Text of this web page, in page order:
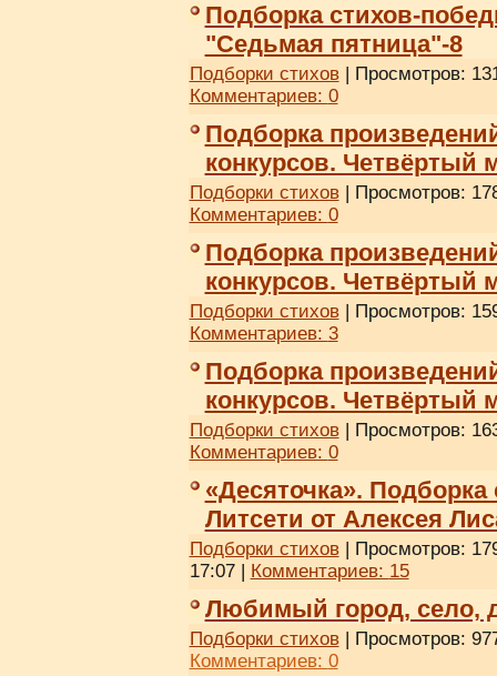
Подборка стихов-
"Седьмая пятница"-8
Подборки стихов| Просмотров:
Комментариев: 0
Подборка
конкурсов. Четвёртый
Подборки стихов| Просмотров:
Комментариев: 0
Подборка
конкурсов. Четвёртый
Подборки стихов| Просмотров:
Комментариев: 3
Подборка
конкурсов. Четвёртый
Подборки стихов| Просмотров:
Комментариев: 0
«Десяточка».
Литсети от Алексея
Подборки стихов| Просмотров:
17:07| Комментариев: 15
Любимый город, село,
Подборки стихов| Просмотров:
Комментариев: 0